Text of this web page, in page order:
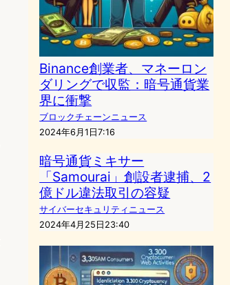
Binance創業者、マネーロン
ダリングで収監：暗号通貨業
界に衝撃
ブロックチェーンニュース
2024年6月1日7:16
暗号通貨ミキサー
「Samourai」創設者逮捕、2
億ドル違法取引の容疑
サイバーセキュリティニュース
2024年4月25日23:40